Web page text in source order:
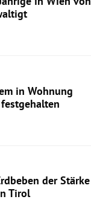
in Wohnung
der Stärke
Tirol